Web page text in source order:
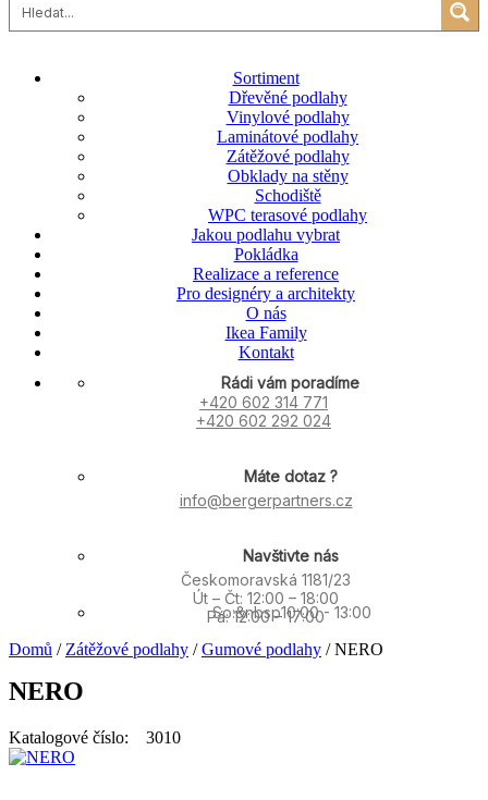
Sortiment
Dřevěné podlahy
Vinylové podlahy
Laminátové podlahy
Zátěžové podlahy
Obklady na stěny
Schodiště
WPC terasové podlahy
Jakou podlahu vybrat
Pokládka
Realizace a reference
Pro designéry a architekty
O nás
Ikea Family
Kontakt
Rádi vám poradíme
+420 602 314 771
+420 602 292 024
Máte dotaz ?
info@bergerpartners.cz
Navštivte nás
Českomoravská 1181/23
Út – Čt: 12:00 – 18:00
Pá: 12:00 – 17:00
So:&nbsp10:00 - 13:00
Domů / Zátěžové podlahy /Gumové podlahy / NERO
NERO
Katalogové číslo: 3010